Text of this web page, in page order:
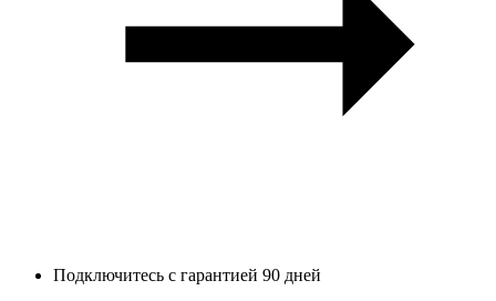
Подключитесь с гарантией 90 дней